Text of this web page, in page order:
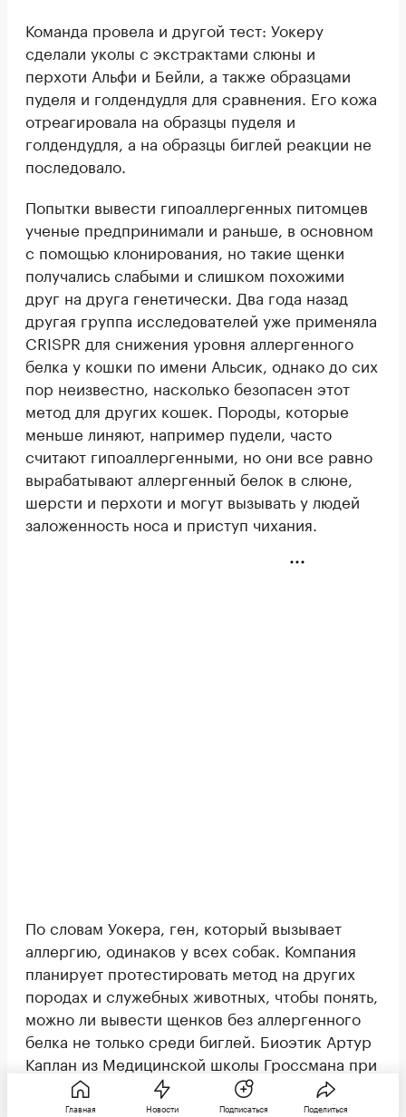
Команда провела и другой тест: Уокеру
сделали уколы с экстрактами слюны и
перхоти Альфи и Бейли, а также образцами
пуделя и голдендудля для сравнения. Его кожа
отреагировала на образцы пуделя и
голдендудля, а на образцы биглей реакции не
последовало.
Попытки вывести гипоаллергенных питомцев
ученые предпринимали и раньше, в основном
с помощью клонирования, но такие щенки
получались слабыми и слишком похожими
друг на друга генетически. Два года назад
другая группа исследователей уже применяла
CRISPR для снижения уровня аллергенного
белка у кошки по имени Альсик, однако до сих
пор неизвестно, насколько безопасен этот
метод для других кошек. Породы, которые
меньше линяют, например пудели, часто
считают гипоаллергенными, но они все равно
вырабатывают аллергенный белок в слюне,
шерсти и перхоти и могут вызывать у людей
заложенность носа и приступ чихания.
По словам Уокера, ген, который вызывает
аллергию, одинаков у всех собак. Компания
планирует протестировать метод на других
породах и служебных животных, чтобы понять,
можно ли вывести щенков без аллергенного
белка не только среди биглей. Биоэтик Артур
Каплан из Медицинской школы Гроссмана при
Нью-Йоркском университете отметил, что
технология откроет путь к тому, чтобы больше
Главная Новости Подписаться Поделиться